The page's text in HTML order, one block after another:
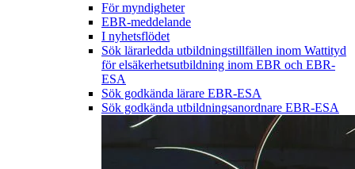
För myndigheter
EBR-meddelande
I nyhetsflödet
Sök lärarledda utbildningstillfällen inom Wattityd
för elsäkerhetsutbildning inom EBR och EBR-
ESA
Sök godkända lärare EBR-ESA
Sök godkända utbildningsanordnare EBR-ESA